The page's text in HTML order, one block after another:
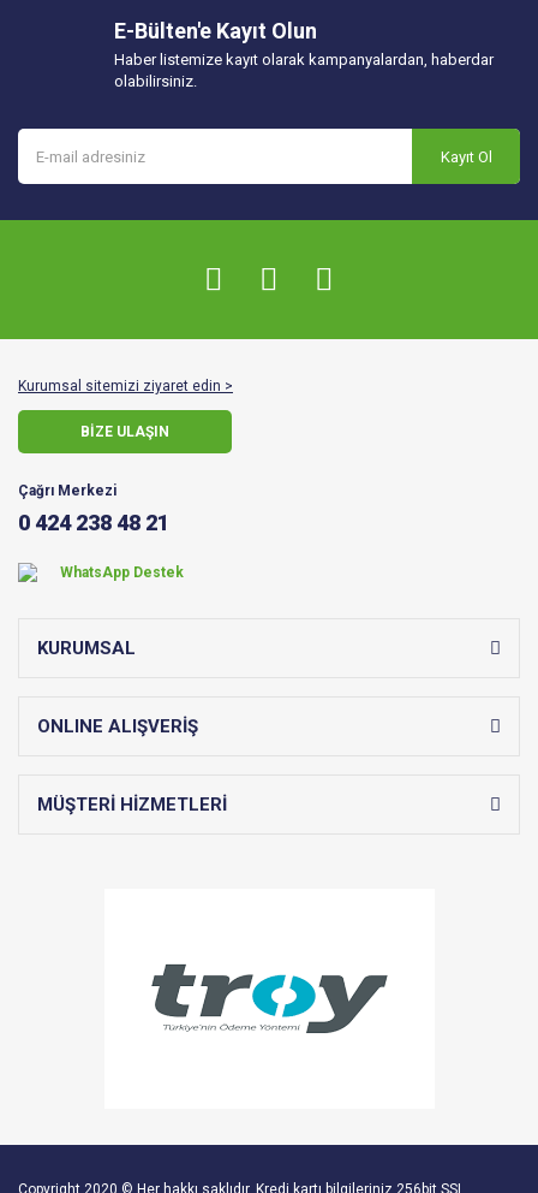
E-Bülten'e Kayıt Olun
Haber listemize kayıt olarak kampanyalardan, haberdar
olabilirsiniz.
Kayıt Ol
Kurumsal sitemizi ziyaret edin >
BİZE ULAŞIN
Çağrı Merkezi
0 424 238 48 21
WhatsApp Destek
KURUMSAL
ONLINE ALIŞVERİŞ
MÜŞTERİ HİZMETLERİ
Copyright 2020 © Her hakkı saklıdır. Kredi kartı bilgileriniz 256bit SSL